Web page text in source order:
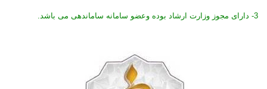
3- دارای مجوز وزارت ارشاد بوده وعضو سامانه ساماندهی می باشد.